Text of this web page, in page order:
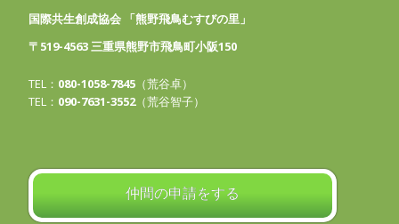
国際共生創成協会 「熊野飛鳥むすびの里」
〒519-4563 三重県熊野市飛鳥町小阪150
TEL： 080-1058-7845 （荒谷卓）
TEL： 090-7631-3552（荒谷智子）
仲間の申請をする